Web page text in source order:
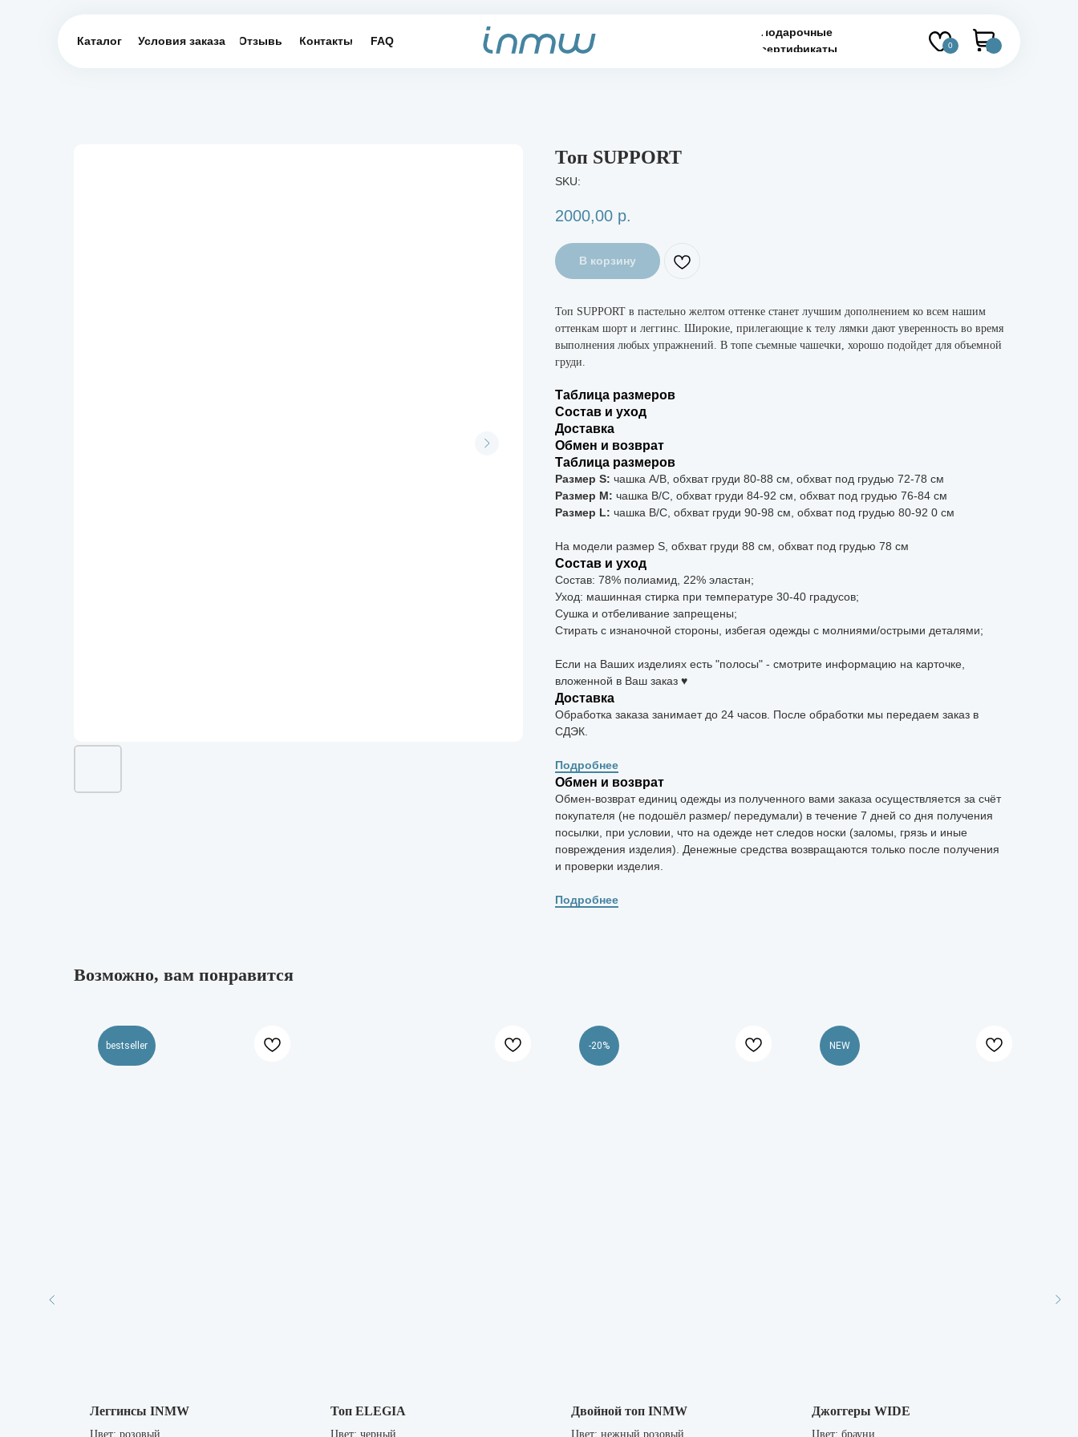
Отзывы FAQ
Контакты
Подарочные
сертификаты
Каталог Условия заказа 0
Топ SUPPORT
SKU:
2000,00 р.
В корзину
Топ SUPPORT в пастельно желтом оттенке станет лучшим дополнением ко всем нашим
оттенкам шорт и леггинс. Широкие, прилегающие к телу лямки дают уверенность во время
выполнения любых упражнений. В топе съемные чашечки, хорошо подойдет для объемной
груди.
Таблица размеров
Состав и уход
Доставка
Обмен и возврат
Таблица размеров
Размер S: чашка А/B, обхват груди 80-88 см, обхват под грудью 72-78 см
Размер M: чашка B/C, обхват груди 84-92 см, обхват под грудью 76-84 см
Размер L: чашка B/С, обхват груди 90-98 см, обхват под грудью 80-92 0 см
На модели размер S, обхват груди 88 см, обхват под грудью 78 см
Состав и уход
Состав: 78% полиамид, 22% эластан;
Уход: машинная стирка при температуре 30-40 градусов;
Сушка и отбеливание запрещены;
Стирать с изнаночной стороны, избегая одежды с молниями/острыми деталями;
Если на Ваших изделиях есть "полосы" - смотрите информацию на карточке,
вложенной в Ваш заказ ♥
Доставка
Обработка заказа занимает до 24 часов. После обработки мы передаем заказ в
СДЭК.
Подробнее
Обмен и возврат
Обмен-возврат единиц одежды из полученного вами заказа осуществляется за счёт
покупателя (не подошёл размер/ передумали) в течение 7 дней со дня получения
посылки, при условии, что на одежде нет следов носки (заломы, грязь и иные
повреждения изделия). Денежные средства возвращаются только после получения
и проверки изделия.
Подробнее
Возможно, вам понравится
bestseller
Леггинсы INMW
Цвет: розовый
Топ ELEGIA
Цвет: черный
-20%
Двойной топ INMW
Цвет: нежный розовый
NEW
Джоггеры WIDE
Цвет: брауни